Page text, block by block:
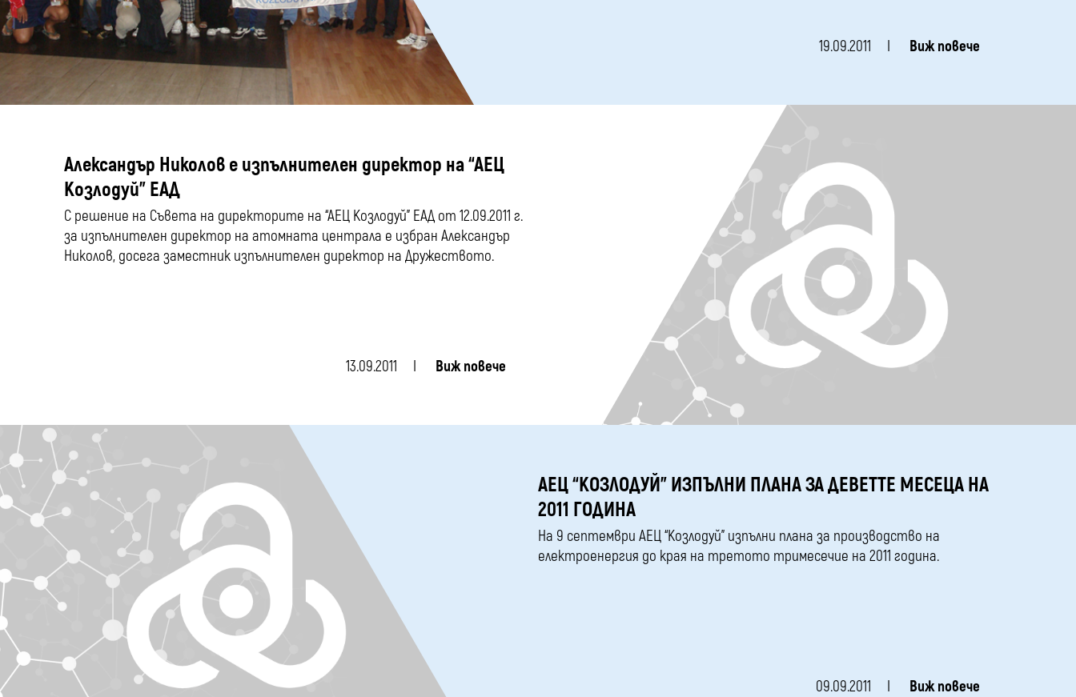
19.09.2011 Виж повече
Александър Николов е изпълнителен директор на “АЕЦ
Козлодуй” ЕАД
С решение на Съвета на директорите на “АЕЦ Козлодуй” ЕАД от 12.09.2011 г.
за изпълнителен директор на атомната централа е избран Александър
Николов, досега заместник изпълнителен директор на Дружеството.
13.09.2011 Виж повече
АЕЦ “КОЗЛОДУЙ” ИЗПЪЛНИ ПЛАНА ЗА ДЕВЕТТЕ МЕСЕЦА НА
2011 ГОДИНА
На 9 септември АЕЦ “Козлодуй” изпълни плана за производство на
електроенергия до края на третото тримесечие на 2011 година.
09.09.2011 Виж повече